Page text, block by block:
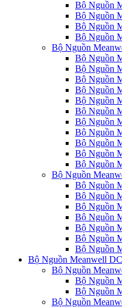
Bộ Nguồn
Bộ Nguồn
Bộ Nguồn
Bộ Nguồn
Bộ Nguồn
Bộ Nguồn
Bộ Nguồn
Bộ Nguồn
Bộ Nguồn
Bộ Nguồn
Bộ Nguồn
Bộ Nguồn
Bộ Nguồn
Bộ Nguồn
Bộ Nguồn
Bộ Nguồn
Bộ Nguồn
Bộ Nguồn
Bộ Nguồn
Bộ Nguồn
Bộ Nguồn
Bộ Nguồn
Bộ Nguồn
Bộ Nguồn
Bộ Nguồn Meanwell
Bộ Nguồn
Bộ Nguồn
Bộ Nguồn
Bộ Nguồn